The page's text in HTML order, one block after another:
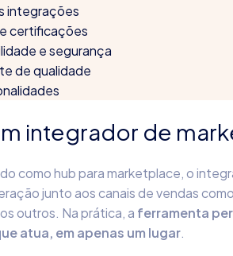
integrações
certificações
e segurança
de qualidade
integrador de
como hub para marketplace, o
junto aos canais de vendas
outros. Na prática, a ferramenta
atua, em apenas um lugar.